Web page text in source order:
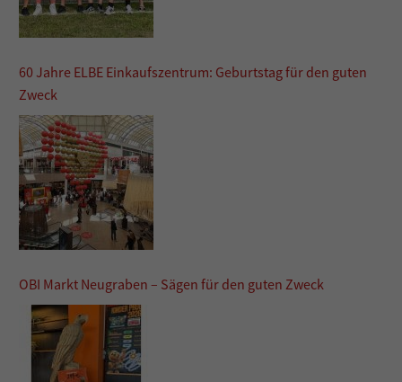
60 Jahre ELBE Einkaufszentrum: Geburtstag für den guten
Zweck
OBI Markt Neugraben – Sägen für den guten Zweck